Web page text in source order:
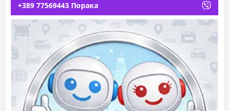
+389 77569443 Порака